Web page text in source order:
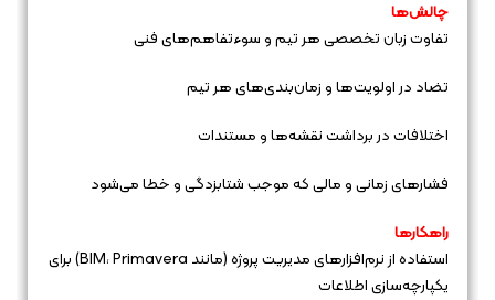
چالش‌ها
تفاوت زبان تخصصی هر تیم و سوءتفاهم‌های فنی
تضاد در اولویت‌ها و زمان‌بندی‌های هر تیم
اختلافات در برداشت نقشه‌ها و مستندات
فشارهای زمانی و مالی که موجب شتابزدگی و خطا می‌شود
راهکارها
استفاده از نرم‌افزارهای مدیریت پروژه (مانند BIM، Primavera) برای
یکپارچه‌سازی اطلاعات